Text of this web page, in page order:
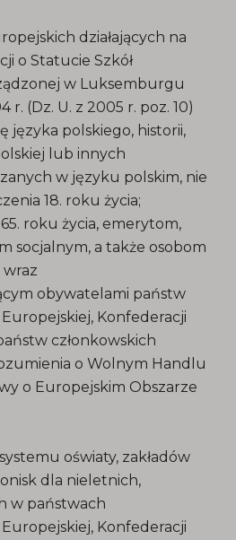
działających na
o Statucie Szkół
w Luksemburgu
r. (Dz. U. z 2005 r. poz. 10)
języka polskiego, historii,
lub innych
w języku polskim, nie
18. roku życia;
roku życia, emerytom,
socjalnym, a także osobom
wraz
obywatelami państw
Konfederacji
członkowskich
o Wolnym Handlu
o Europejskim Obszarze
oświaty, zakładów
dla nieletnich,
w państwach
Konfederacji